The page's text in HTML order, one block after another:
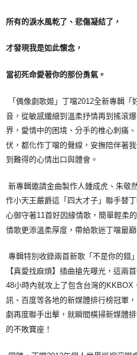
每筆NT$65，滿NT$1,000(含以上)
付款後7-11取貨
宅配
每筆NT$85，滿NT$1,000(含以上)
海外地區配送
所有的淚水風乾了、悲傷凝結了，
才發現我是如此懷念，
當初死命愛著你的那份勇氣。
「偶像劇歌姬」丁噹2012全新專輯「
音，從敏感纖細到溫柔抒情再到搖滾
界，愛情中的困境、分手的椎心刺痛
伏，都化作丁噹的聲線，安撫陪伴著
到難得的心情出口與體會。
新專輯邀請金曲製作人鍾成虎、朱敬
作小天王嚴爵這「四大才子」聯手替
心御守著11首好因緣情歌，簡單輕柔
情歌更添溫柔厚度，帶給歌迷丁噹最
專輯特別收錄兩首新歌「不是你的錯
【真愛找麻煩】插曲搶先曝光，這兩
48小時內就攻上了包含台灣的 KKBOX
訊、百度等各地的新媒體排行榜冠軍
劇再度聯手出擊，就瞬間橫掃新媒體
的不敗寶座！